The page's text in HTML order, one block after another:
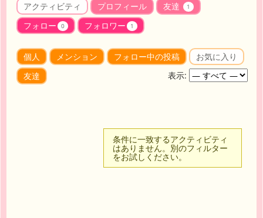
アクティビティ プロフィール 友達 1
フォロー 0 フォロワー 1
個人 メンション フォロー中の投稿
お気に入り
友達
表示:
条件に一致するアクティビティ
はありません。別のフィルター
をお試しください。